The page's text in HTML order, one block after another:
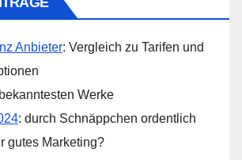
Anbieter: Vergleich zu Tarifen und
Werke
: durch Schnäppchen ordentlich
gutes Marketing?